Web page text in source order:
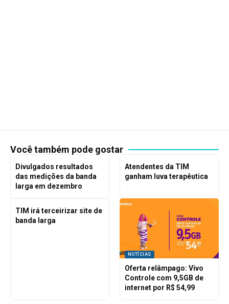
Você também pode gostar
Divulgados resultados
das medições da banda
larga em dezembro
Atendentes da TIM
ganham luva terapêutica
TIM irá terceirizar site de
banda larga
NOTÍCIAS
Oferta relâmpago: Vivo
Controle com 9,5GB de
internet por R$ 54,99